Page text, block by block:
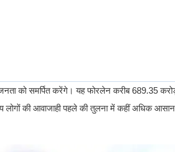
को समर्पित करेंगे। यह फोरलेन करीब 689.35
लोगों की आवाजाही पहले की तुलना में कहीं अधिक